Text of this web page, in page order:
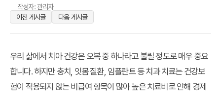
작성자: 관리자
이전 게시글
다음 게시글
우리 삶에서 치아 건강은 오복 중 하나라고 불릴 정도로 매우 중요
합니다. 하지만 충치, 잇몸 질환, 임플란트 등 치과 치료는 건강보
험이 적용되지 않는 비급여 항목이 많아 높은 치료비로 인해 경제